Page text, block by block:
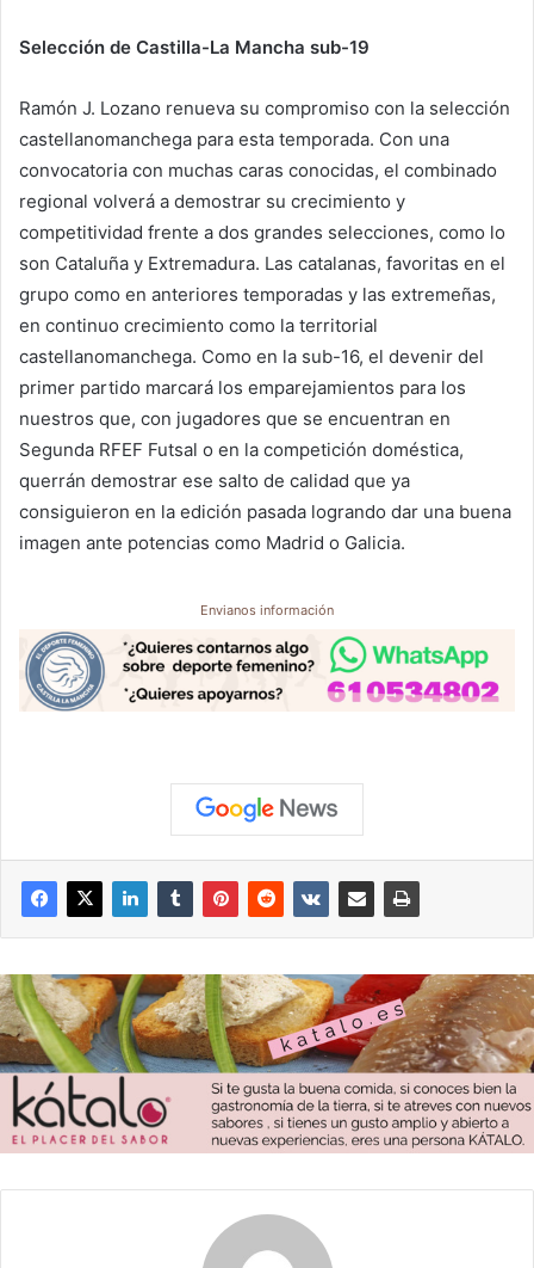
Selección de Castilla-La Mancha sub-19
Ramón J. Lozano renueva su compromiso con la selección
castellanomanchega para esta temporada. Con una
convocatoria con muchas caras conocidas, el combinado
regional volverá a demostrar su crecimiento y
competitividad frente a dos grandes selecciones, como lo
son Cataluña y Extremadura. Las catalanas, favoritas en el
grupo como en anteriores temporadas y las extremeñas,
en continuo crecimiento como la territorial
castellanomanchega. Como en la sub-16, el devenir del
primer partido marcará los emparejamientos para los
nuestros que, con jugadores que se encuentran en
Segunda RFEF Futsal o en la competición doméstica,
querrán demostrar ese salto de calidad que ya
consiguieron en la edición pasada logrando dar una buena
imagen ante potencias como Madrid o Galicia.
Envianos información